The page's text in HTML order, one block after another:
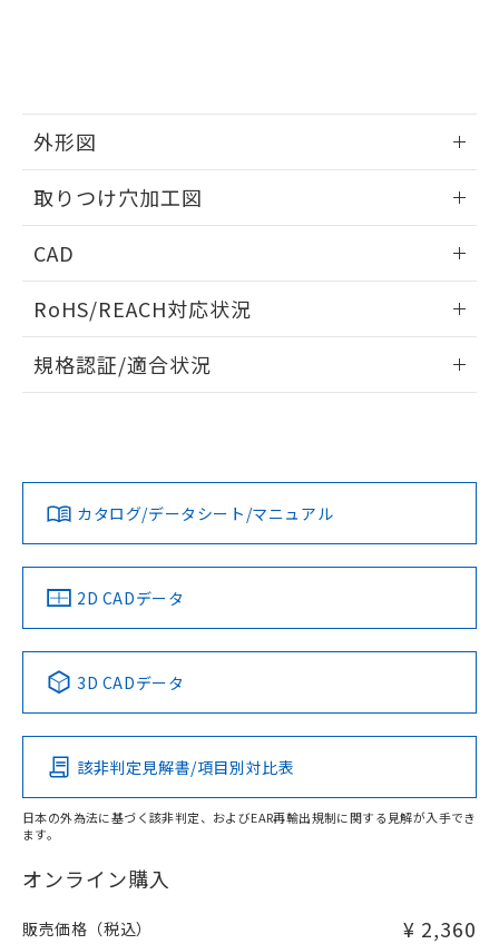
外形図
取りつけ穴加工図
CAD
ドすることができます。
ログイン/会員登録
ダウンロードデータをご利用いただく前に、以下を必ずお読
みください。
ソフトウェアの使用条件
RoHS/REACH対応状況
EU RoHS 注意事項・凡例
対応済み
中国 RoHS 注意事項・凡例
Pb Hg Cd Cr(VI)
O
在庫等で未対応品が混在する可能性があります。
問い合わせください。
規格認証/適合状況
カタログ/データシート/マニュアル
2D CADデータ
3D CADデータ
該非判定見解書/項目別対比表
日本の外為法に基づく該非判定、およびEAR再輸出規制に関する見解が入手でき
ます。
オンライン購入
販売価格（税込） ¥ 2,360
および当社の共同利用者が、当社の製
※当社の共同利用者とは、
の共同利用に関して"
の「1.共同利
とができます。
EU RoHS指令（10物質）の非含有証明書
ものではありません。
また、RoHS指令のフタル酸エステル類４
物質の対応では、対応完了までの期間は出
荷製品に未対応品が混在することから備考
欄に対応日を記載しておりました。